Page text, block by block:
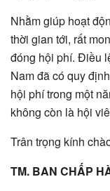
Nhằm giúp hoạt
thời gian tới, rất
đóng hội phí. Điều
Nam đã có quy
hội phí trong một
không còn là hội
Trân trọng kính
TM. BAN CHẤP